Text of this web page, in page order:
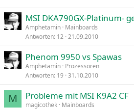
MSI DKA790GX-Platinum-
Amphetamin Mainboards
Antworten 12 21.09.2010
Phenom 9950 vs Spawas
Amphetamin Prozessoren
Antworten 19 31.10.2010
M Probleme mit MSI K9A2 CF
magicothek Mainboards